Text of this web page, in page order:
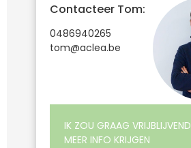
Contacteer Tom:
0486940265
tom@aclea.be
IK ZOU GRAAG VRIJBLIJVEND
MEER INFO KRIJGEN